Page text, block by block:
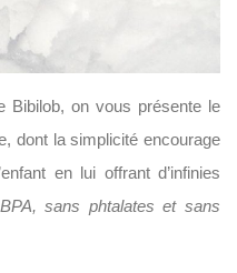
Bibilob, on vous présente le
dont la simplicité encourage
en lui offrant d’infinies
sans phtalates et sans